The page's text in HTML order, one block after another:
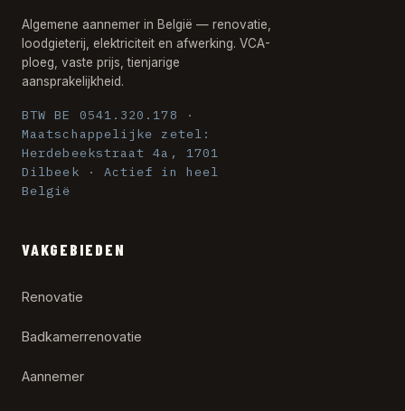
Algemene aannemer in België — renovatie,
loodgieterij, elektriciteit en afwerking. VCA-
ploeg, vaste prijs, tienjarige
aansprakelijkheid.
BTW BE 0541.320.178 ·
Maatschappelijke zetel:
Herdebeekstraat 4a, 1701
Dilbeek · Actief in heel
België
VAKGEBIEDEN
Renovatie
Badkamerrenovatie
Aannemer